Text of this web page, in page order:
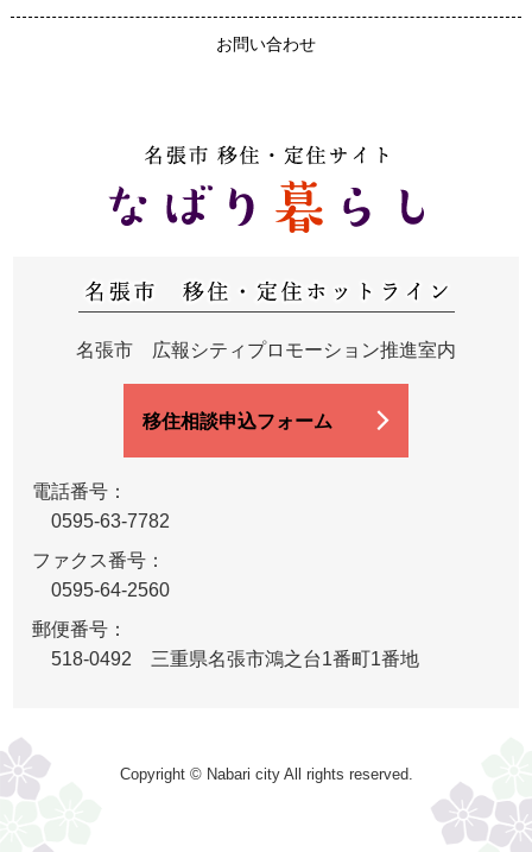
お問い合わせ
名張市 広報シティプロモーション推進室内
移住相談申込フォーム
電話番号：
0595-63-7782
ファクス番号：
0595-64-2560
郵便番号：
518-0492 三重県名張市鴻之台1番町1番地
Copyright © Nabari city All rights reserved.